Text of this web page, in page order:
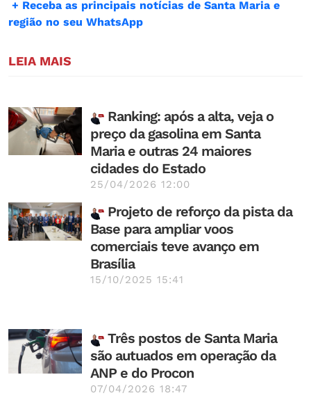
+ Receba as principais notícias de Santa Maria e
região no seu WhatsApp
LEIA MAIS
Ranking: após a alta, veja o
preço da gasolina em Santa
Maria e outras 24 maiores
cidades do Estado
25/04/2026 12:00
Projeto de reforço da pista da
Base para ampliar voos
comerciais teve avanço em
Brasília
15/10/2025 15:41
Três postos de Santa Maria
são autuados em operação da
ANP e do Procon
07/04/2026 18:47